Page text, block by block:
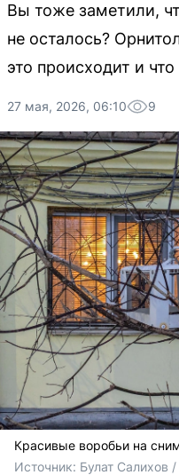
Вы тоже заметили,
не осталось?
это происходит и
27 мая, 2026, 06:10 9
Красивые воробьи на
Источник: Булат Салихов /